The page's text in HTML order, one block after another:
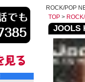
ROCK/POP
TOP >
JOOLS